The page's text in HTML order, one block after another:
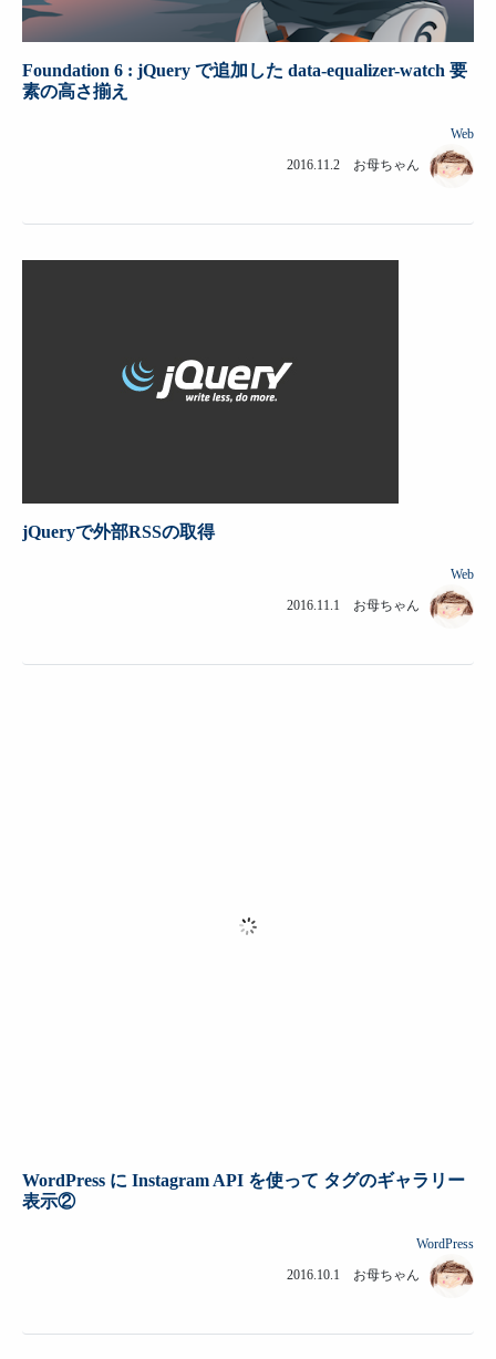
Foundation 6 : jQuery で追加した data-equalizer-watch 要
素の高さ揃え
Web
2016.11.2 お母ちゃん
jQueryで外部RSSの取得
Web
2016.11.1 お母ちゃん
WordPress に Instagram API を使って タグのギャラリー
表示②
WordPress
2016.10.1 お母ちゃん